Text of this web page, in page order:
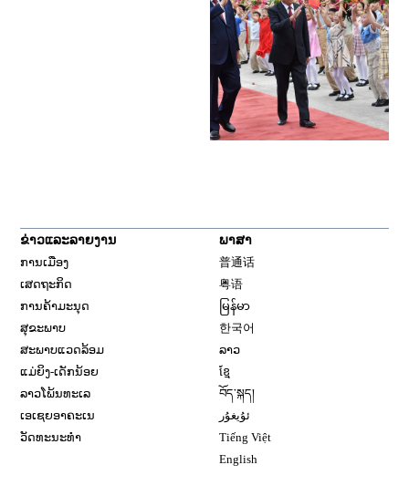
ຂ່າວແລະລາຍງານ
ການເມືອງ
ເສດຖະກິດ
ການຄ້າມະນຸດ
ສຸຂະພາບ
ສະພາບແວດລ້ອມ
ແມ່ຍິງ-ເດັກນ້ອຍ
ລາວໂພ້ນທະເລ
ເອເຊຍອາຄະເນ
ວັດທະນະທຳ
ພາສາ
普通话
粤语
မြန်မာ
한국어
ລາວ
ខ្មែ
བོད་སྐད།
ئۇيغۇر
Tiếng Việt
English